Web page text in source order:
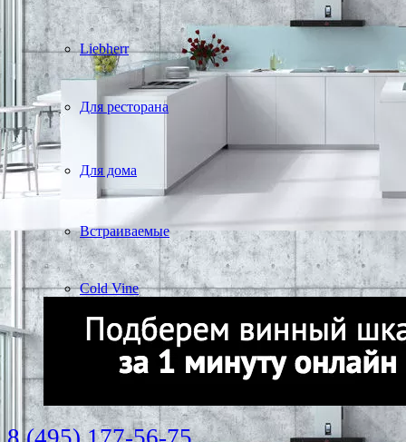
Liebherr
Для ресторана
Для дома
Встраиваемые
Cold Vine